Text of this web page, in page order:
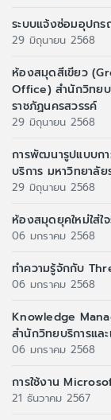
ระบบแจ้งซ่อมอุปก
29 มิถุนายน 2568
ห้องสมุดสีเขียว
Office) สำนักวิทยบ
ราชภัฏนครสวรรค์
29 มิถุนายน 2568
การพัฒนารูปแบบกา
บริการ มหาวิทยาลั
29 มิถุนายน 2568
ห้องสมุดยุคใหม่ใส่ใ
06 มกราคม 2568
ทำความรู้จักกับ
06 มกราคม 2568
Knowledge
สำนักวิทยบริการแล
06 มกราคม 2568
การใช้งาน
21 ธันวาคม 2567